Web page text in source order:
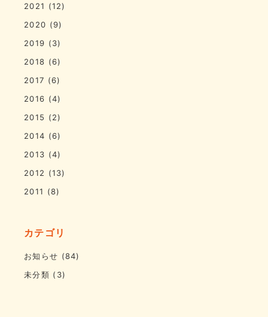
2021 (12)
2020 (9)
2019 (3)
2018 (6)
2017 (6)
2016 (4)
2015 (2)
2014 (6)
2013 (4)
2012 (13)
2011 (8)
カテゴリ
お知らせ (84)
未分類 (3)